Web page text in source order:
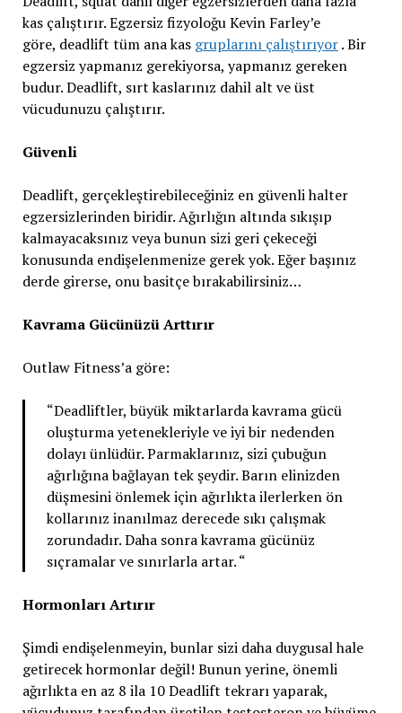
kas çalıştırır. Egzersiz fizyoloğu Kevin Farley’e
göre, deadlift tüm ana kas gruplarını çalıştırıyor. Bir
egzersiz yapmanız gerekiyorsa, yapmanız gereken
budur. Deadlift, sırt kaslarınız dahil alt ve üst
vücudunuzu çalıştırır.
Güvenli
Deadlift, gerçekleştirebileceğiniz en güvenli halter
egzersizlerinden biridir. Ağırlığın altında sıkışıp
kalmayacaksınız veya bunun sizi geri çekeceği
konusunda endişelenmenize gerek yok. Eğer başınız
derde girerse, onu basitçe bırakabilirsiniz…
Kavrama Gücünüzü Arttırır
Outlaw Fitness’a göre:
“Deadliftler, büyük miktarlarda kavrama gücü
oluşturma yetenekleriyle ve iyi bir nedenden
dolayı ünlüdür. Parmaklarınız, sizi çubuğun
ağırlığına bağlayan tek şeydir. Barın elinizden
düşmesini önlemek için ağırlıkta ilerlerken ön
kollarınız inanılmaz derecede sıkı çalışmak
zorundadır. Daha sonra kavrama gücünüz
sıçramalar ve sınırlarla artar. “
Hormonları Artırır
Şimdi endişelenmeyin, bunlar sizi daha duygusal hale
getirecek hormonlar değil! Bunun yerine, önemli
ağırlıkta en az 8 ila 10 Deadlift tekrarı yaparak,